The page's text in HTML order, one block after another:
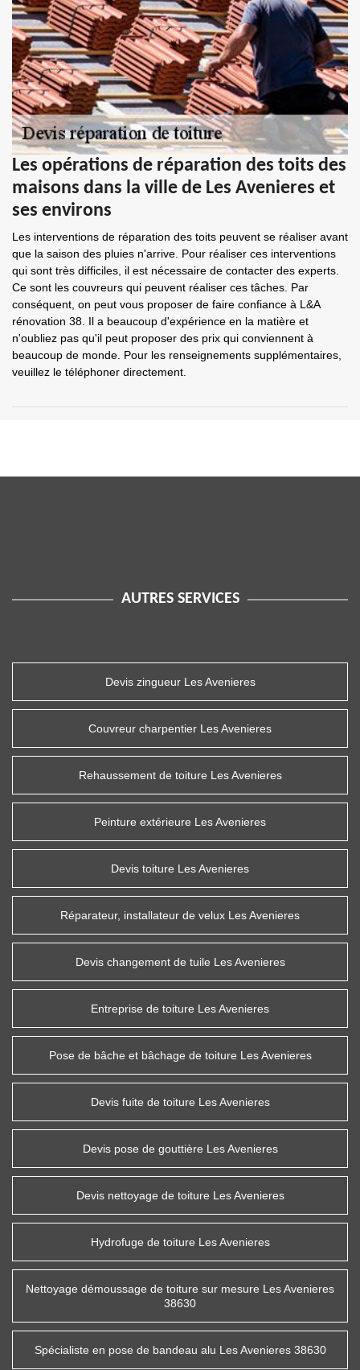
Les opérations de réparation des toits des
maisons dans la ville de Les Avenieres et
ses environs
Les interventions de réparation des toits peuvent se réaliser avant
que la saison des pluies n'arrive. Pour réaliser ces interventions
qui sont très difficiles, il est nécessaire de contacter des experts.
Ce sont les couvreurs qui peuvent réaliser ces tâches. Par
conséquent, on peut vous proposer de faire confiance à L&A
rénovation 38. Il a beaucoup d'expérience en la matière et
n'oubliez pas qu'il peut proposer des prix qui conviennent à
beaucoup de monde. Pour les renseignements supplémentaires,
veuillez le téléphoner directement.
AUTRES SERVICES
Devis zingueur Les Avenieres
Couvreur charpentier Les Avenieres
Rehaussement de toiture Les Avenieres
Peinture extérieure Les Avenieres
Devis toiture Les Avenieres
Réparateur, installateur de velux Les Avenieres
Devis changement de tuile Les Avenieres
Entreprise de toiture Les Avenieres
Pose de bâche et bâchage de toiture Les Avenieres
Devis fuite de toiture Les Avenieres
Devis pose de gouttière Les Avenieres
Devis nettoyage de toiture Les Avenieres
Hydrofuge de toiture Les Avenieres
Nettoyage démoussage de toiture sur mesure Les Avenieres
38630
Spécialiste en pose de bandeau alu Les Avenieres 38630